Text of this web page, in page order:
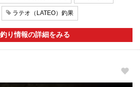
ラテオ（LATEO）釣果
り情報の詳細をみる